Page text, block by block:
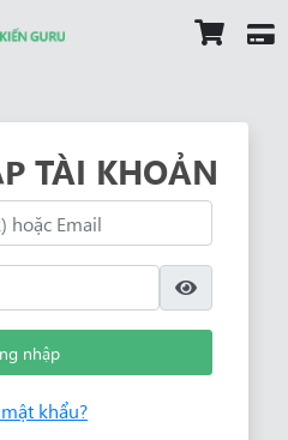
TÀI KHOẢN
nhập
khẩu?